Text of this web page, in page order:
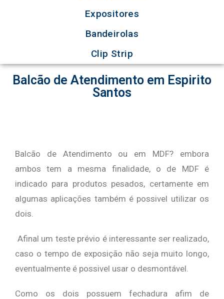
Expositores
Bandeirolas
Clip Strip
Balcão de Atendimento em Espirito
Santos
Balcão de Atendimento ou em MDF? embora
ambos tem a mesma finalidade, o de MDF é
indicado para produtos pesados, certamente em
algumas aplicações também é possivel utilizar os
dois.
Afinal um teste prévio é interessante ser realizado,
caso o tempo de exposição não seja muito longo,
eventualmente é possivel usar o desmontável.
Como os dois possuem fechadura afim de